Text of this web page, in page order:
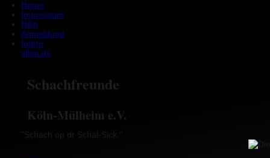
Home
Impressum
Hilfe
Anmeldung
Intern
sfkm.de
Schachfreunde
Köln-Mülheim e.V.
"Schach op dr Schäl-Sick."